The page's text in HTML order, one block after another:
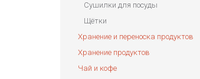
Сушилки для посуды
Щётки
Хранение и переноска продуктов
Хранение продуктов
Чай и кофе